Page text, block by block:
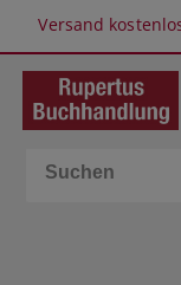
Versand
BÜCHER